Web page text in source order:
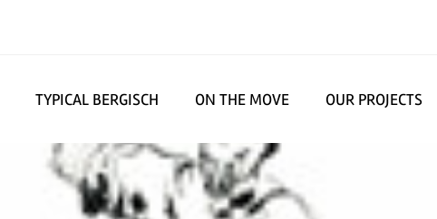
TYPICAL BERGISCH ON THE MOVE OUR PROJECTS